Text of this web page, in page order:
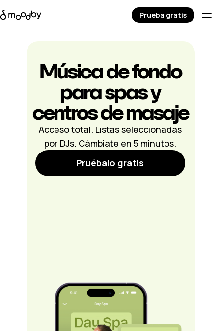
Música de fondo
para spas y
centros de masaje
Acceso total. Listas seleccionadas
por DJs. Cámbiate en 5 minutos.
Pruébalo gratis
Prueba gratis